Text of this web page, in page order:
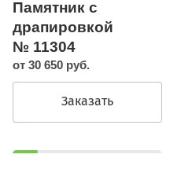
Памятник с
драпировкой
№ 11304
от 30 650 руб.
Заказать